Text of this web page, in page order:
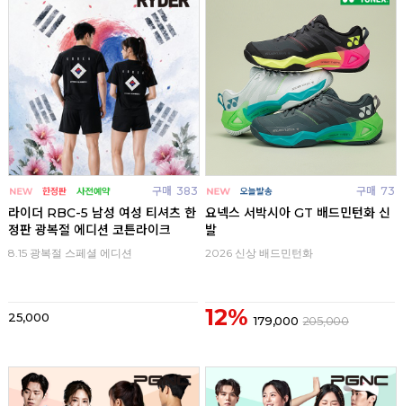
구매 383
라이더 RBC-5 남성 여성 티셔츠 한
정판 광복절 에디션 코튼라이크
8.15 광복절 스페셜 에디션
25,000
구매 73
요넥스 서박시아 GT 배드민턴화 신
발
2026 신상 배드민턴화
12% 179,000 205,000